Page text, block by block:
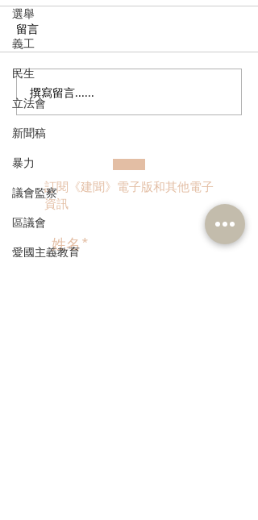
選舉
義工
民生
立法會
新聞稿
暴力
議會監察
區議會
愛國主義教育
港區全國人大代表團考察
安徽涇縣，調研紅色文化
保護與非遺活態傳承
留言
撰寫留言......
訂閱《建聞》電子版和其他電子
資訊